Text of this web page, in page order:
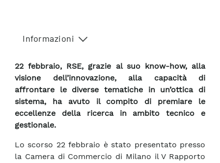
Informazioni
22 febbraio, RSE, grazie al suo know-how, alla
visione dell’innovazione, alla capacità di
affrontare le diverse tematiche in un’ottica di
sistema, ha avuto il compito di premiare le
eccellenze della ricerca in ambito tecnico e
gestionale.
Lo scorso 22 febbraio è stato presentato presso
la Camera di Commercio di Milano il V Rapporto